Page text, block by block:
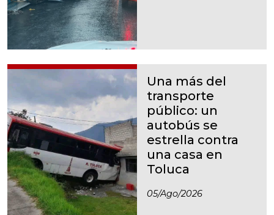
Una más del
transporte
público: un
autobús se
estrella contra
una casa en
Toluca
05/ago/2026